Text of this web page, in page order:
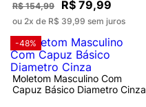
R$ 154,99 R$ 79,99
ou 2x de R$ 39,99 sem juros
-48%
Moletom Masculino Com
Capuz Básico Diametro Cinza